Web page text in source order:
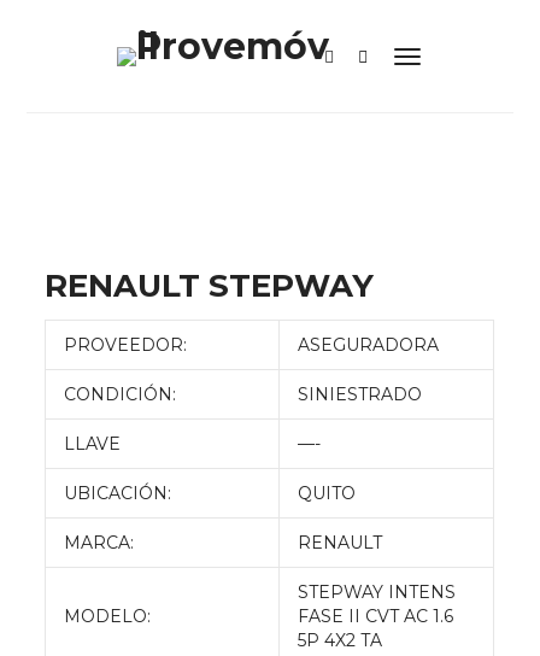
RENAULT STEPWAY
PROVEEDOR: ASEGURADORA
CONDICIÓN: SINIESTRADO
LLAVE —-
UBICACIÓN: QUITO
MARCA: RENAULT
MODELO:
STEPWAY INTENS
FASE II CVT AC 1.6
5P 4X2 TA